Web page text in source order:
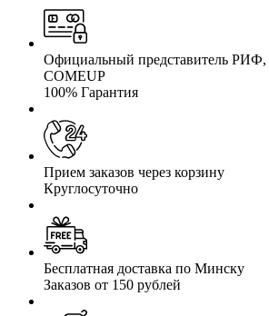
задний
стандартной
подвески
quantity
Официальный представитель
COMEUP
100% Гарантия
Прием заказов через корзину
Круглосуточно
Бесплатная доставка по Минску
Заказов от 150 рублей